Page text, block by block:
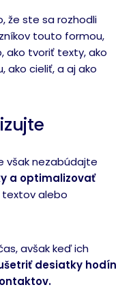
že ste sa rozhodli
touto formou,
ako tvoriť texty, ako
ako cieliť, a aj ako
však nezabúdajte
a optimalizovať
textov alebo
avšak keď ich
desiatky hodín